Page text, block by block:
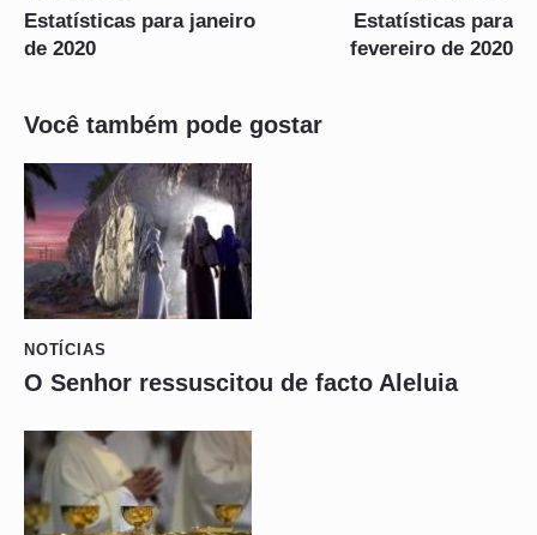
Estatísticas para janeiro
de 2020
Estatísticas para
fevereiro de 2020
Você também pode gostar
NOTÍCIAS
O Senhor ressuscitou de facto Aleluia